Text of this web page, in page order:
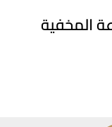
المخفية